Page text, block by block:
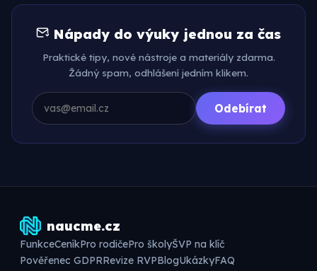
Nápady do výuky jednou za čas
Praktické tipy, nové nástroje a materiály zdarma.
Žádný spam, odhlášení jedním klikem.
Odebírat
naucme.cz
FunkceCeníkPro rodičePro školyŠVP na klíč
Pověřenec GDPRRevize RVPBlogUkázkyFAQ